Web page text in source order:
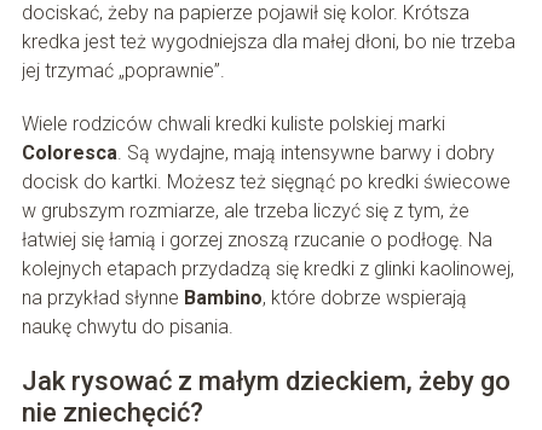
dociskać, żeby na papierze pojawił się kolor. Krótsza
kredka jest też wygodniejsza dla małej dłoni, bo nie trzeba
jej trzymać „poprawnie”.
Wiele rodziców chwali kredki kuliste polskiej marki
Coloresca. Są wydajne, mają intensywne barwy i dobry
docisk do kartki. Możesz też sięgnąć po kredki świecowe
w grubszym rozmiarze, ale trzeba liczyć się z tym, że
łatwiej się łamią i gorzej znoszą rzucanie o podłogę. Na
kolejnych etapach przydadzą się kredki z glinki kaolinowej,
na przykład słynne Bambino, które dobrze wspierają
naukę chwytu do pisania.
Jak rysować z małym dzieckiem, żeby go
nie zniechęcić?